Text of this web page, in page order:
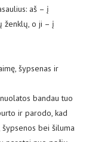
aš – į
ženklų, o ji – į
šypsenas ir
bandau tuo
ir parodo, kad
bei šiluma